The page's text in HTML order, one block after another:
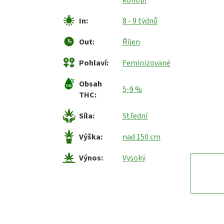
In:
8 - 9 týdnů
Out:
Říjen
Pohlaví:
Feminizované
Obsah
THC: 5-9 %
Síla:
Střední
Výška:
nad 150 cm
Výnos: Vysoký